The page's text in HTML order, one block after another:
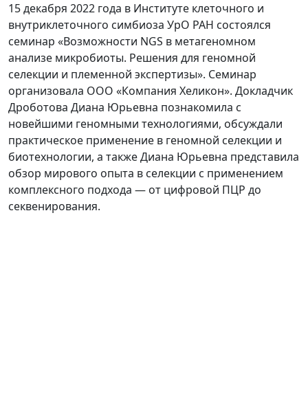
15 декабря 2022 года в Институте клеточного и
внутриклеточного симбиоза УрО РАН состоялся
семинар «Возможности NGS в метагеномном
анализе микробиоты. Решения для геномной
селекции и племенной экспертизы». Семинар
организовала ООО «Компания Хеликон». Докладчик
Дроботова Диана Юрьевна познакомила с
новейшими геномными технологиями, обсуждали
практическое применение в геномной селекции и
биотехнологии, а также Диана Юрьевна представила
обзор мирового опыта в селекции с применением
комплексного подхода — от цифровой ПЦР до
секвенирования.